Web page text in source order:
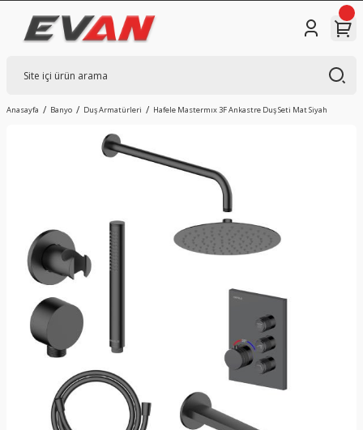
Anasayfa Banyo Duş Armatürleri Hafele Mastermıx 3F Ankastre Duş Seti Mat Siyah